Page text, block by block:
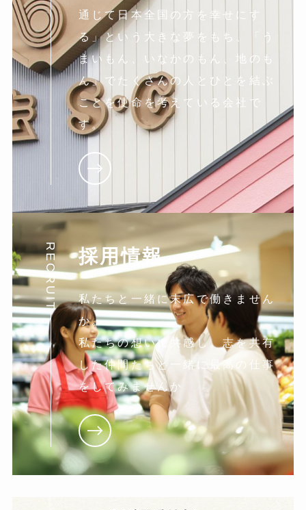
通じて日本全国の方を幸せにす
る」という大きな夢をもち、「う
まいもん、いなかのもん、地のも
ん」でたくさんの人とひとを結ぶ
ことを使命を考えている会社で
す。
RECRUIT 採用情報
私たちと一緒に末広で働きません
か。
私たちの想いに共感し。志を共有
した仲間たちと一緒に最高の仕事
をしてみませんか